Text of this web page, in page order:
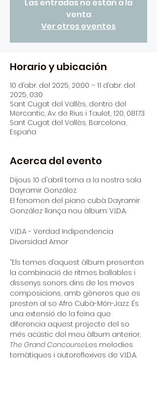
Las entradas no están a la
venta
Ver otros eventos
Horario y ubicación
10 d’abr. del 2025, 20:00 – 11 d’abr. del
2025, 0:30
Sant Cugat del Vallès, dentro del
Mercantic, Av. de Rius i Taulet, 120, 08173
Sant Cugat del Vallès, Barcelona,
España
Acerca del evento
Dijous 10 d'abril torna a la nostra sala
Dayramir González.
El fenomen del piano cubà Dayramir
González llança nou àlbum: V.I.D.A.
V.I.D.A - Verdad Indipendencia
Diversidad Amor
“Els temes d’aquest àlbum presenten
la combinació de ritmes ballables i
dissenys sonors dins de les meves
composicions, amb gèneres que es
presten al so Afro Cubà-Món-Jazz. És
una extensió de la feina que
diferencia aquest projecte del so
més acústic del meu àlbum anterior,
The Grand Concourse.Les melodies
temàtiques i autoreflexives de V.I.D.A.